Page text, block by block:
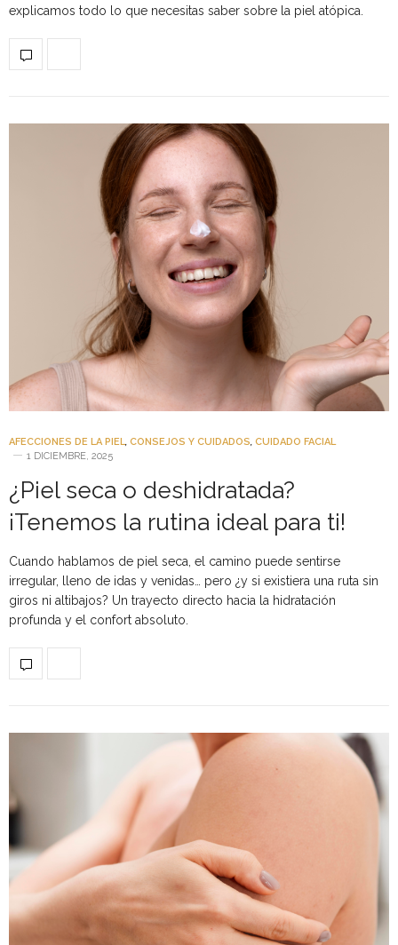
explicamos todo lo que necesitas saber sobre la piel atópica.
AFECCIONES DE LA PIEL, CONSEJOS Y CUIDADOS, CUIDADO FACIAL
1 DICIEMBRE, 2025
¿Piel seca o deshidratada?
¡Tenemos la rutina ideal para ti!
Cuando hablamos de piel seca, el camino puede sentirse
irregular, lleno de idas y venidas… pero ¿y si existiera una ruta sin
giros ni altibajos? Un trayecto directo hacia la hidratación
profunda y el confort absoluto.